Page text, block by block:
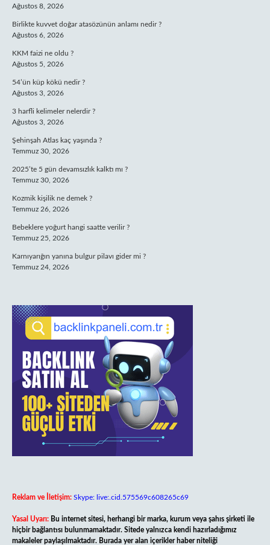
Ağustos 8, 2026
Birlikte kuvvet doğar atasözünün anlamı nedir ?
Ağustos 6, 2026
KKM faizi ne oldu ?
Ağustos 5, 2026
54’ün küp kökü nedir ?
Ağustos 3, 2026
3 harfli kelimeler nelerdir ?
Ağustos 3, 2026
Şehinşah Atlas kaç yaşında ?
Temmuz 30, 2026
2025’te 5 gün devamsızlık kalktı mı ?
Temmuz 30, 2026
Kozmik kişilik ne demek ?
Temmuz 26, 2026
Bebeklere yoğurt hangi saatte verilir ?
Temmuz 25, 2026
Karnıyarığın yanına bulgur pilavı gider mi ?
Temmuz 24, 2026
Reklam ve İletişim: Skype: live:.cid.575569c608265c69
Yasal Uyarı: Bu internet sitesi, herhangi bir marka, kurum veya şahıs şirketi ile
hiçbir bağlantısı bulunmamaktadır. Sitede yalnızca kendi hazırladığımız
makaleler paylaşılmaktadır. Burada yer alan içerikler haber niteliği